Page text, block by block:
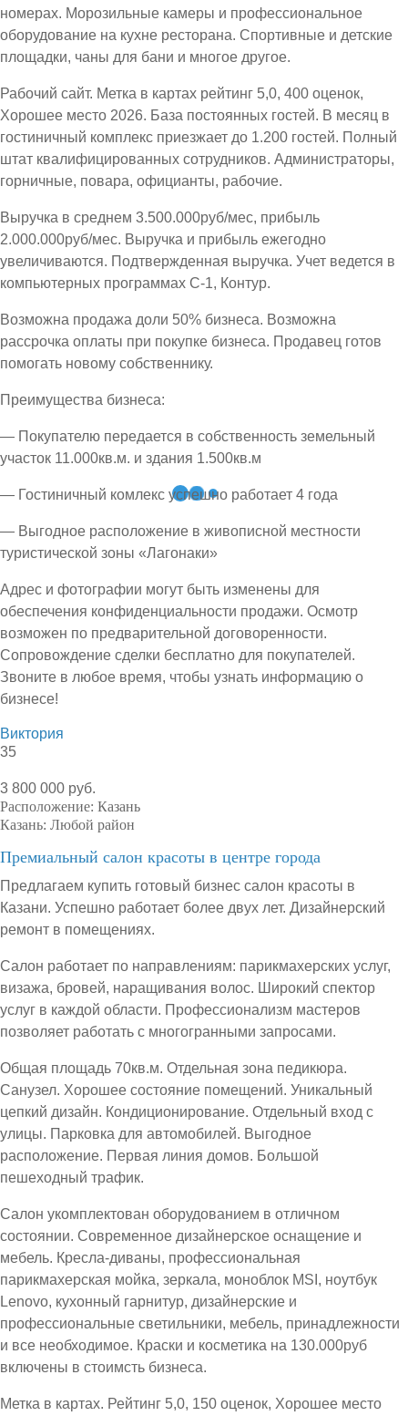
номерах. Морозильные камеры и профессиональное
оборудование на кухне ресторана. Спортивные и детские
площадки, чаны для бани и многое другое.
Рабочий сайт. Метка в картах рейтинг 5,0, 400 оценок,
Хорошее место 2026. База постоянных гостей. В месяц в
гостиничный комплекс приезжает до 1.200 гостей. Полный
штат квалифицированных сотрудников. Администраторы,
горничные, повара, официанты, рабочие.
Выручка в среднем 3.500.000руб/мес, прибыль
2.000.000руб/мес. Выручка и прибыль ежегодно
увеличиваются. Подтвержденная выручка. Учет ведется в
компьютерных программах С-1, Контур.
Возможна продажа доли 50% бизнеса. Возможна
рассрочка оплаты при покупке бизнеса. Продавец готов
помогать новому собственнику.
Преимущества бизнеса:
— Покупателю передается в собственность земельный
участок 11.000кв.м. и здания 1.500кв.м
— Гостиничный комлекс успешно работает 4 года
— Выгодное расположение в живописной местности
туристической зоны «Лагонаки»
Адрес и фотографии могут быть изменены для
обеспечения конфиденциальности продажи. Осмотр
возможен по предварительной договоренности.
Сопровождение сделки бесплатно для покупателей.
Звоните в любое время, чтобы узнать информацию о
бизнесе!
Виктория
35
3 800 000 руб.
Расположение: Казань
Казань: Любой район
Премиальный салон красоты в центре города
Предлагаем купить готовый бизнес салон красоты в
Казани. Успешно работает более двух лет. Дизайнерский
ремонт в помещениях.
Салон работает по направлениям: парикмахерских услуг,
визажа, бровей, наращивания волос. Широкий спектор
услуг в каждой области. Профессионализм мастеров
позволяет работать с многогранными запросами.
Общая площадь 70кв.м. Отдельная зона педикюра.
Санузел. Хорошее состояние помещений. Уникальный
цепкий дизайн. Кондиционирование. Отдельный вход с
улицы. Парковка для автомобилей. Выгодное
расположение. Первая линия домов. Большой
пешеходный трафик.
Салон укомплектован оборудованием в отличном
состоянии. Современное дизайнерское оснащение и
мебель. Кресла-диваны, профессиональная
парикмахерская мойка, зеркала, моноблок MSI, ноутбук
Lenovo, кухонный гарнитур, дизайнерские и
профессиональные светильники, мебель, принадлежности
и все необходимое. Краски и косметика на 130.000руб
включены в стоимсть бизнеса.
Метка в картах. Рейтинг 5,0, 150 оценок, Хорошее место